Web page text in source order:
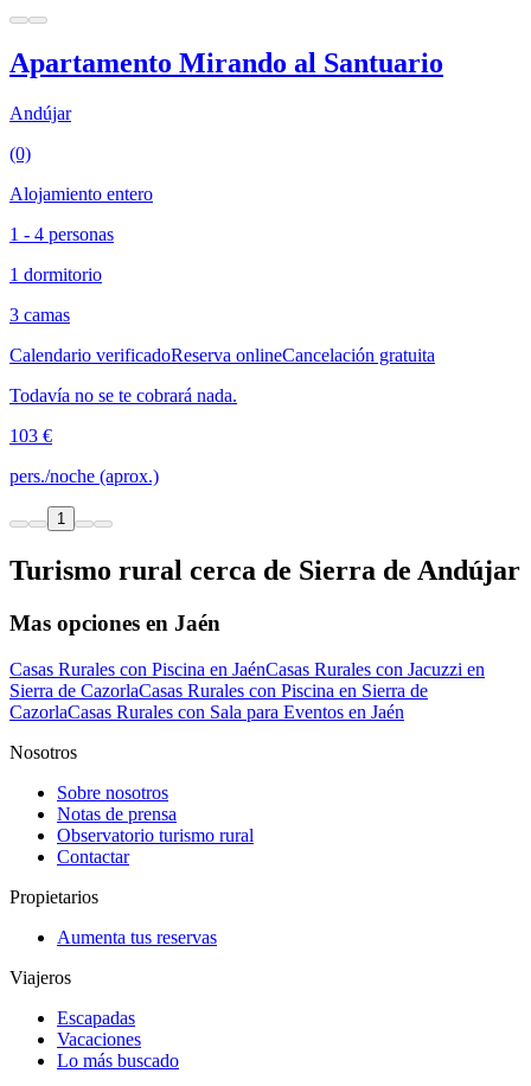
Apartamento Mirando al Santuario
Andújar
(0)
Alojamiento entero
1 - 4 personas
1 dormitorio
3 camas
Calendario verificadoReserva onlineCancelación gratuita
Todavía no se te cobrará nada.
103 €
pers./noche (aprox.)
1
Turismo rural cerca de Sierra de Andújar
Mas opciones en Jaén
Casas Rurales con Piscina en JaénCasas Rurales con Jacuzzi en
Sierra de CazorlaCasas Rurales con Piscina en Sierra de
CazorlaCasas Rurales con Sala para Eventos en Jaén
Nosotros
Sobre nosotros
Notas de prensa
Observatorio turismo rural
Contactar
Propietarios
Aumenta tus reservas
Viajeros
Escapadas
Vacaciones
Lo más buscado